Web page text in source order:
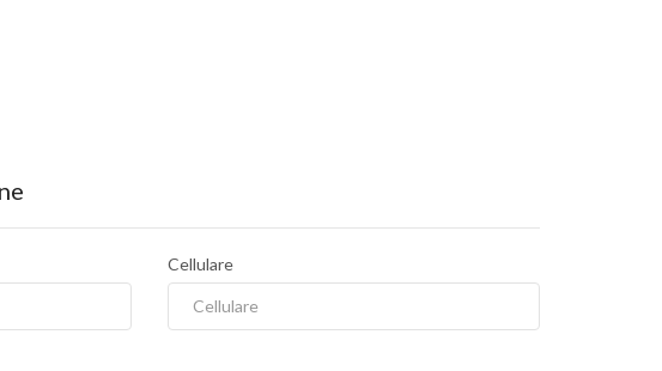
Cellulare